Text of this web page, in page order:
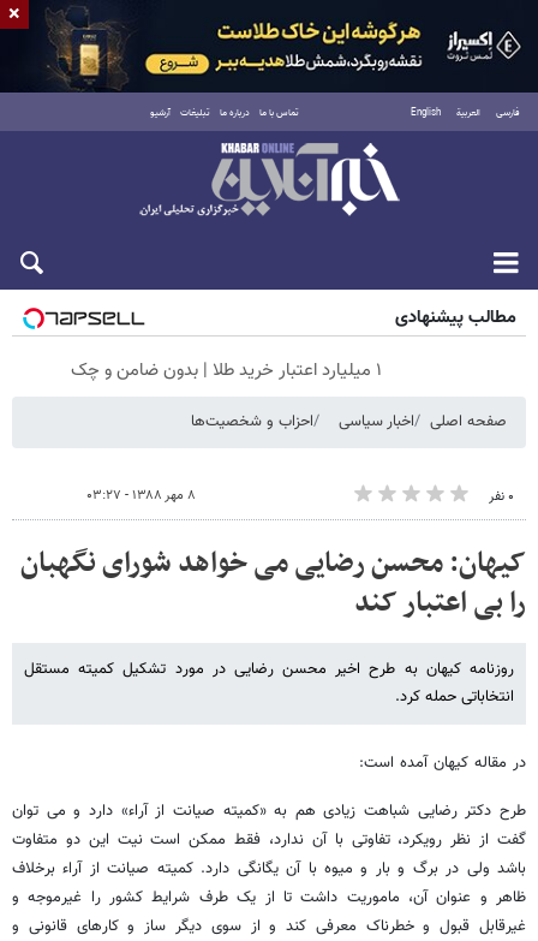
فارسی العربية English تماس با ما درباره ما تبلیغات آرشیو
جمعه ۱۶ مرداد ۱۴۰۵
مطالب پیشنهادی
۱ میلیارد اعتبار خرید طلا | بدون ضامن و چک
صفحه اصلی اخبار سیاسی احزاب و شخصیت‌ها
۰ نفر ۸ مهر ۱۳۸۸ - ۰۳:۲۷
کیهان: محسن رضایی می خواهد شورای نگهبان
را بی اعتبار کند
روزنامه کیهان به طرح اخیر محسن رضایی در مورد تشکیل کمیته مستقل
انتخاباتی حمله کرد.
در مقاله کیهان آمده است:
طرح دکتر رضایی شباهت زیادی هم به «کمیته صیانت از آراء» دارد و می توان
گفت از نظر رویکرد، تفاوتی با آن ندارد، فقط ممکن است نیت این دو متفاوت
باشد ولی در برگ و بار و میوه با آن یگانگی دارد. کمیته صیانت از آراء برخلاف
ظاهر و عنوان آن، ماموریت داشت تا از یک طرف شرایط کشور را غیرموجه و
غیرقابل قبول و خطرناک معرفی کند و از سوی دیگر ساز و کارهای قانونی و
×